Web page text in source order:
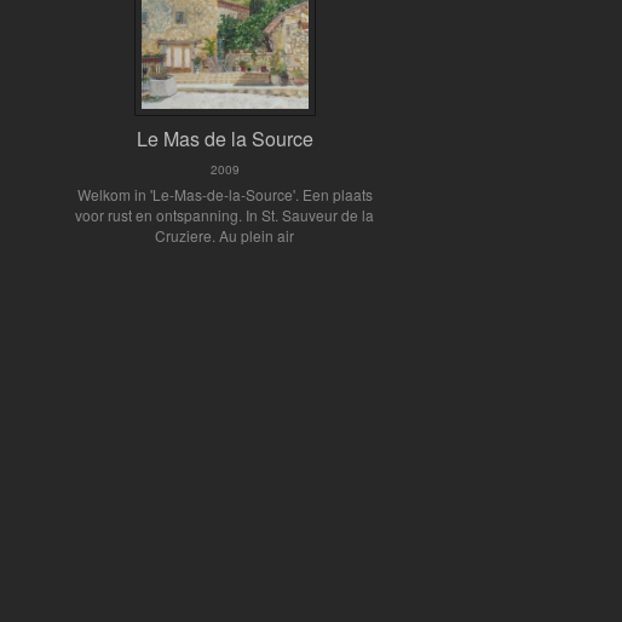
Le Mas de la Source
2009
Welkom in 'Le-Mas-de-la-Source'. Een plaats
voor rust en ontspanning. In St. Sauveur de la
Cruziere. Au plein air